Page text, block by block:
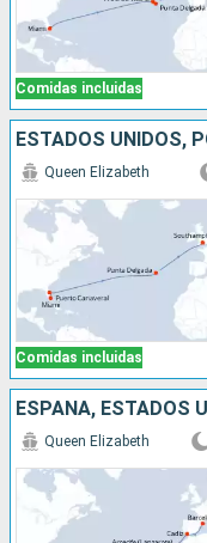
Comidas incluidas
Comidas incluidas
Queen Elizabeth
ESPAÑA, ESTADOS
Queen Elizabeth